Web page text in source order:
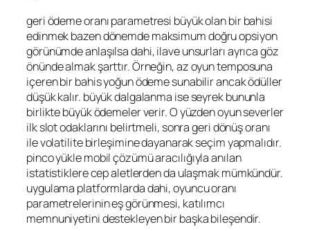
geri ödeme oranı parametresi büyük olan bir bahisi
edinmek bazen dönemde maksimum doğru opsiyon
görünümde anlaşılsa dahi, ilave unsurları ayrıca göz
önünde almak şarttır. Örneğin, az oyun temposuna
içeren bir bahis yoğun ödeme sunabilir ancak ödüller
düşük kalır. büyük dalgalanma ise seyrek bununla
birlikte büyük ödemeler verir. O yüzden oyun severler
ilk slot odaklarını belirtmeli, sonra geri dönüş oranı
ile volatilite birleşimine dayanarak seçim yapmalıdır.
pinco yükle mobil çözümü aracılığıyla anılan
istatistiklere cep aletlerden da ulaşmak mümkündür.
uygulama platformlarda dahi, oyuncu oranı
parametrelerinin eş görünmesi, katılımcı
memnuniyetini destekleyen bir başka bileşendir.